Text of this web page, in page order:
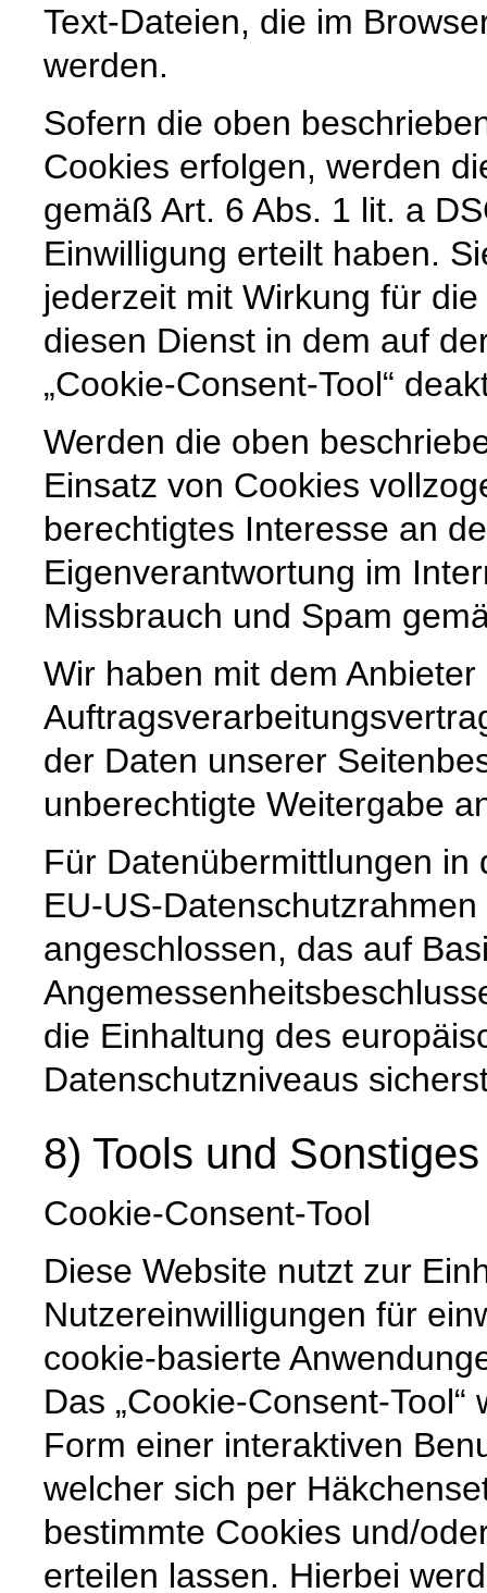
Text-Dateien, die im
werden.
Sofern die oben
Cookies erfolgen, werden
gemäß Art. 6 Abs. 1 lit. a
Einwilligung erteilt haben.
jederzeit mit Wirkung für
diesen Dienst in dem auf
„Cookie-Consent-Tool“
Werden die oben
Einsatz von Cookies
berechtigtes Interesse an
Eigenverantwortung im
Missbrauch und Spam
Wir haben mit dem Anbieter
der Daten unserer
unberechtigte Weitergabe
Für Datenübermittlungen in
EU-US-
angeschlossen, das auf
die Einhaltung des
Datenschutzniveaus
8) Tools und Sonstiges
Cookie-Consent-Tool
Diese Website nutzt zur
Nutzereinwilligungen für
cookie-basierte
Das „Cookie-Consent-
Form einer interaktiven
welcher sich per
bestimmte Cookies und/
erteilen lassen. Hierbei